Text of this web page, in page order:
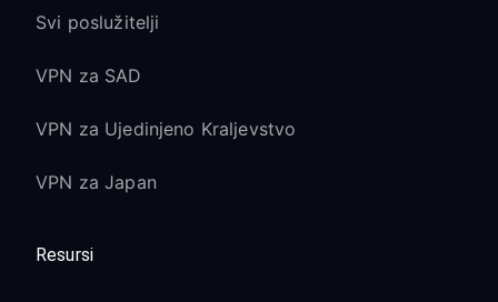
Svi poslužitelji
VPN za SAD
VPN za Ujedinjeno Kraljevstvo
VPN za Japan
Resursi